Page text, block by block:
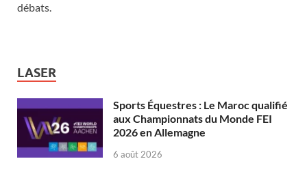
débats.
LASER
Sports Équestres : Le Maroc qualifié
aux Championnats du Monde FEI
2026 en Allemagne
6 août 2026